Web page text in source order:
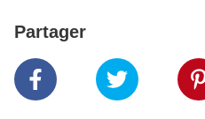
Partager